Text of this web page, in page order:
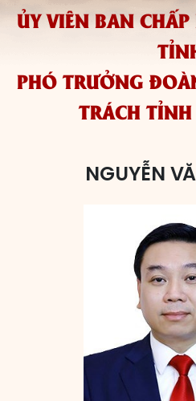
Nữ đại biểu Quốc hội
HĐND cấp xã
HĐND cấp tỉnh, thành phố
ỦY VIÊN BAN
PHÓ TRƯỞNG
TRÁCH
NGUYỄN